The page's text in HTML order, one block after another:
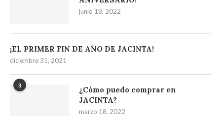
junio 18, 2022
¡EL PRIMER FIN DE AÑO DE JACINTA!
diciembre 31, 2021
3
¿Cómo puedo comprar en
JACINTA?
marzo 18, 2022